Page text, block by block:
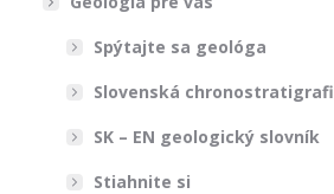
Spýtajte sa geológa
Slovenská
SK – EN geologický slovník
Stiahnite si